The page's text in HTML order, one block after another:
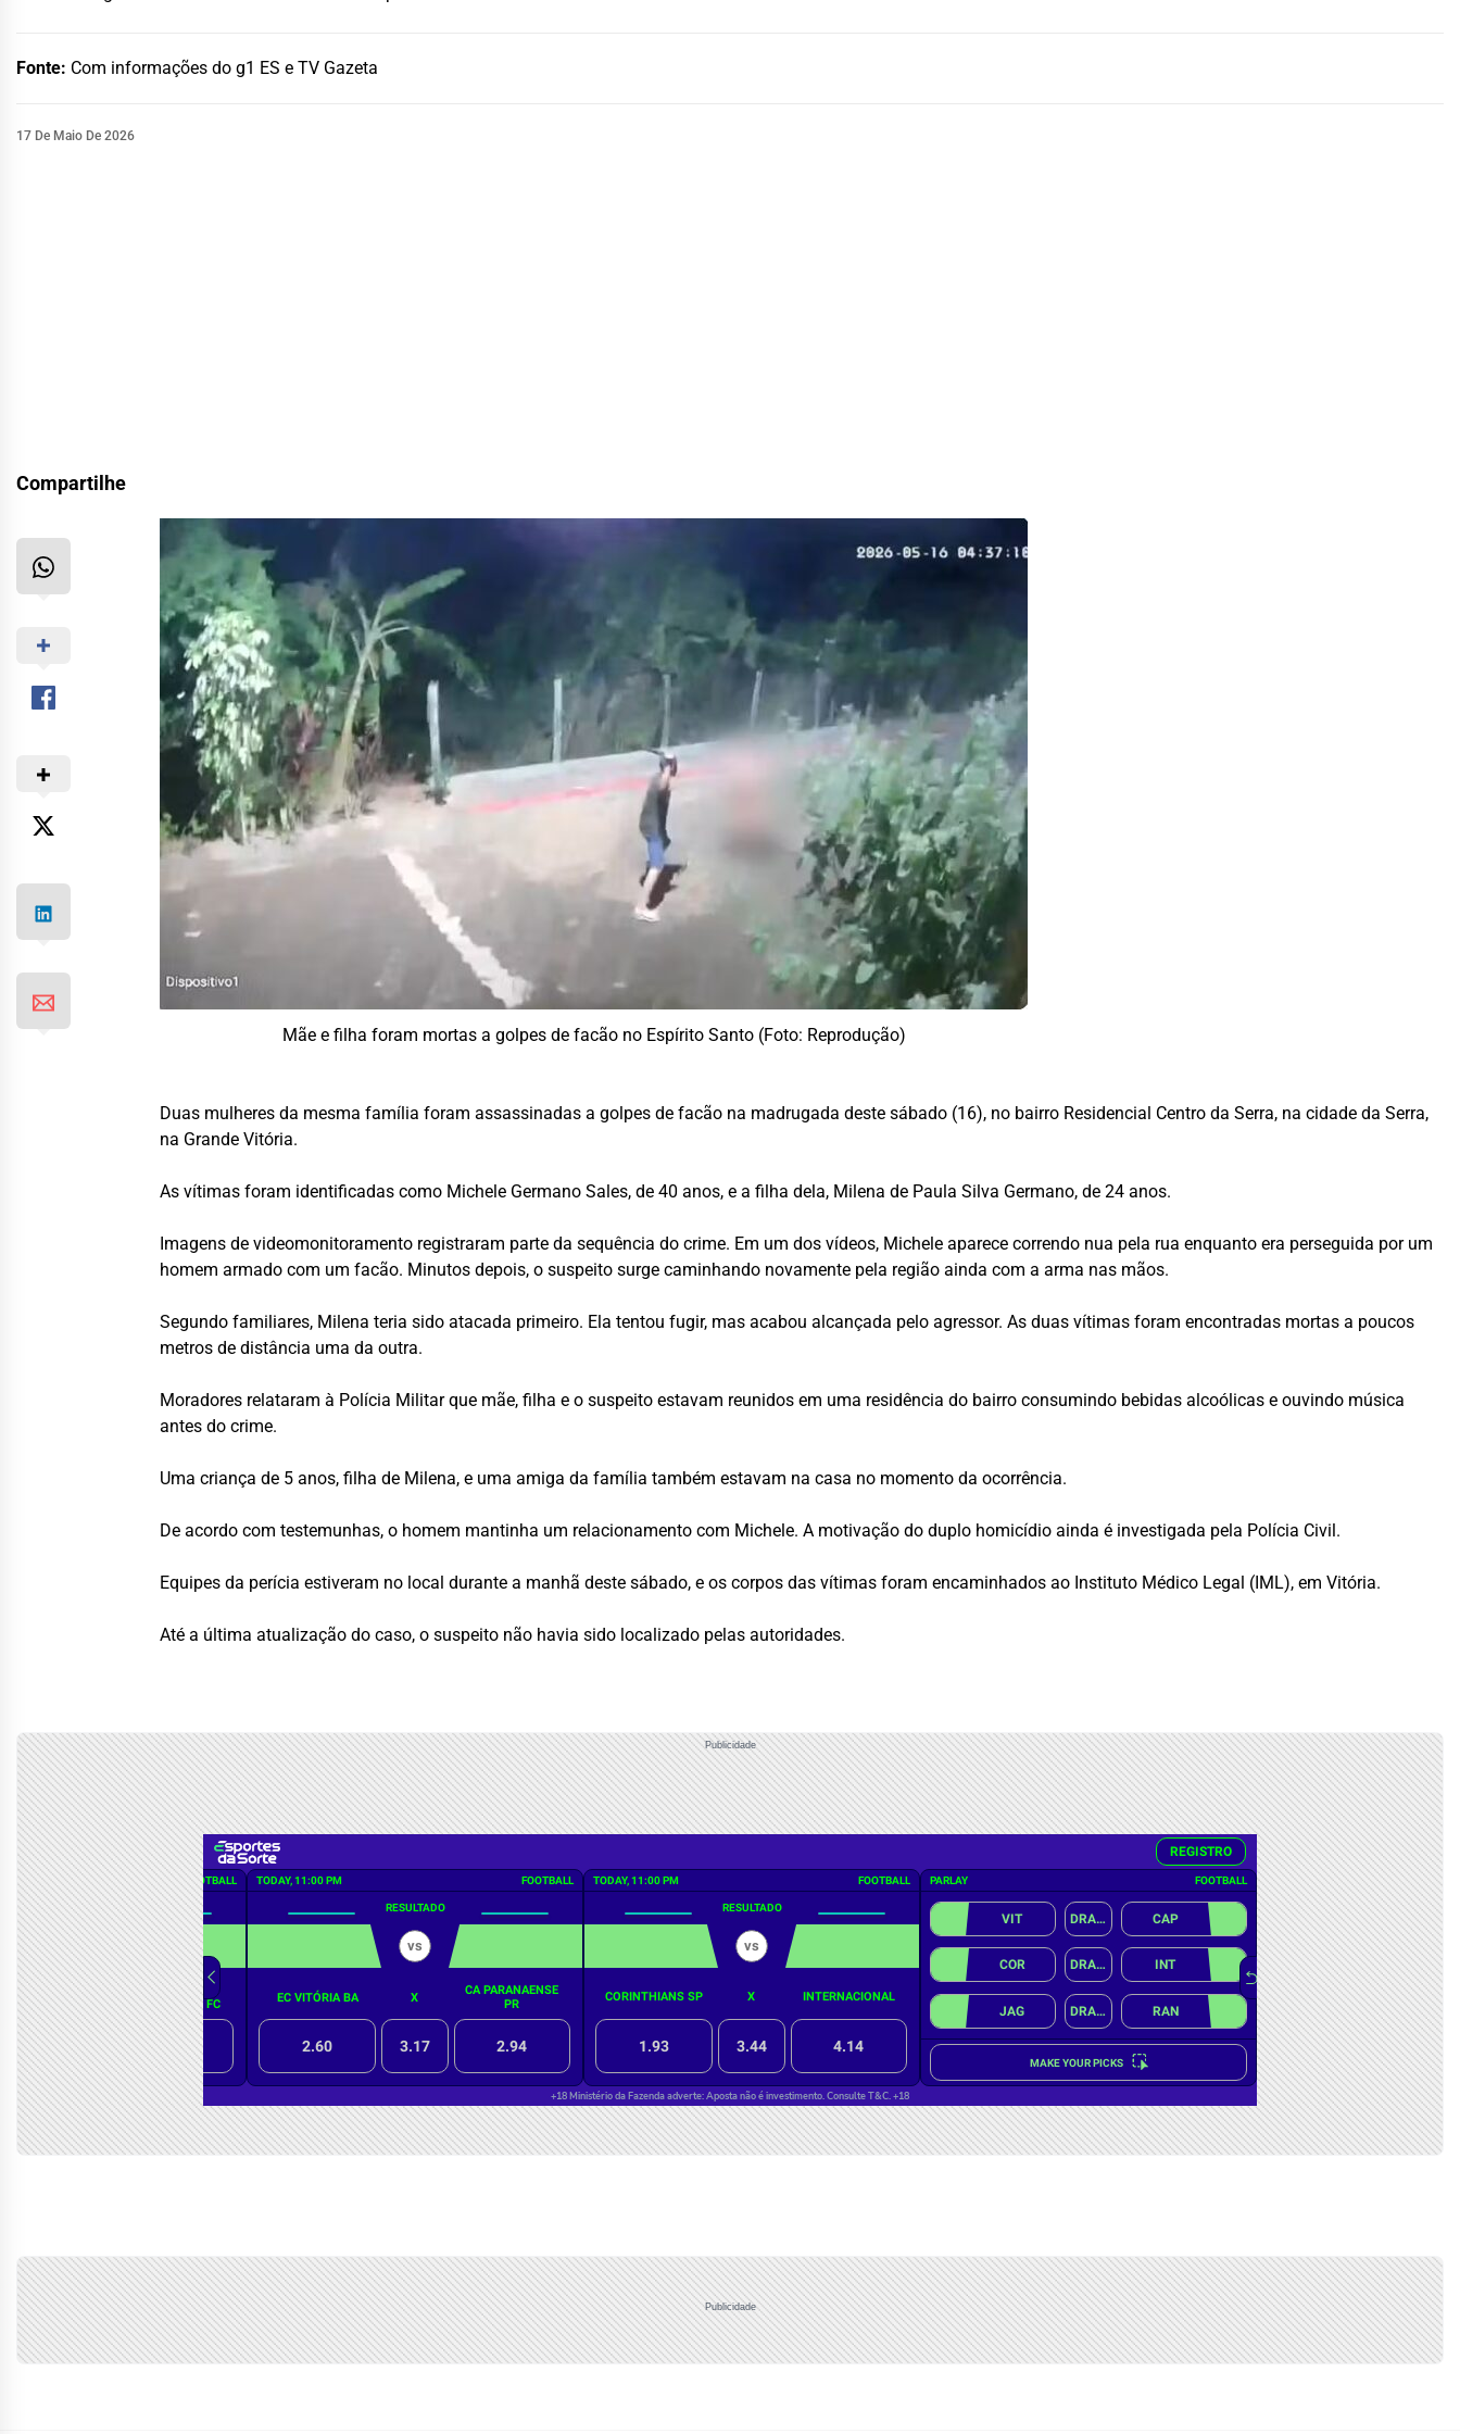
Fonte: Com informações do g1 ES e TV Gazeta
17 De Maio De 2026
Compartilhe
Mãe e filha foram mortas a golpes de facão no Espírito Santo (Foto: Reprodução)
Duas mulheres da mesma família foram assassinadas a golpes de facão na madrugada deste sábado (16), no bairro Residencial Centro da Serra, na cidade da Serra,
na Grande Vitória.
As vítimas foram identificadas como Michele Germano Sales, de 40 anos, e a filha dela, Milena de Paula Silva Germano, de 24 anos.
Imagens de videomonitoramento registraram parte da sequência do crime. Em um dos vídeos, Michele aparece correndo nua pela rua enquanto era perseguida por um
homem armado com um facão. Minutos depois, o suspeito surge caminhando novamente pela região ainda com a arma nas mãos.
Segundo familiares, Milena teria sido atacada primeiro. Ela tentou fugir, mas acabou alcançada pelo agressor. As duas vítimas foram encontradas mortas a poucos
metros de distância uma da outra.
Moradores relataram à Polícia Militar que mãe, filha e o suspeito estavam reunidos em uma residência do bairro consumindo bebidas alcoólicas e ouvindo música
antes do crime.
Uma criança de 5 anos, filha de Milena, e uma amiga da família também estavam na casa no momento da ocorrência.
De acordo com testemunhas, o homem mantinha um relacionamento com Michele. A motivação do duplo homicídio ainda é investigada pela Polícia Civil.
Equipes da perícia estiveram no local durante a manhã deste sábado, e os corpos das vítimas foram encaminhados ao Instituto Médico Legal (IML), em Vitória.
Até a última atualização do caso, o suspeito não havia sido localizado pelas autoridades.
Publicidade
Publicidade